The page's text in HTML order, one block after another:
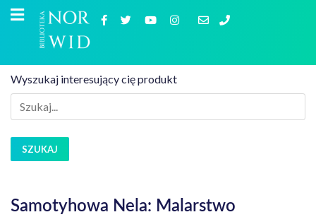
Wyszukaj interesujący cię produkt
SZUKAJ
Samotyhowa Nela: Malarstwo